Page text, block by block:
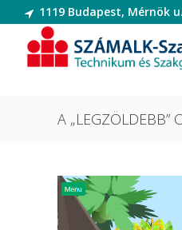
1119 Budapest, Mérnök
alkalmazás-
Informatikai
A „LEGZÖLDEBB”